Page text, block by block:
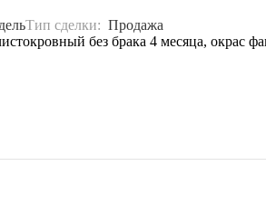
Тип сделки: Продажа
без брака 4 месяца, окрас